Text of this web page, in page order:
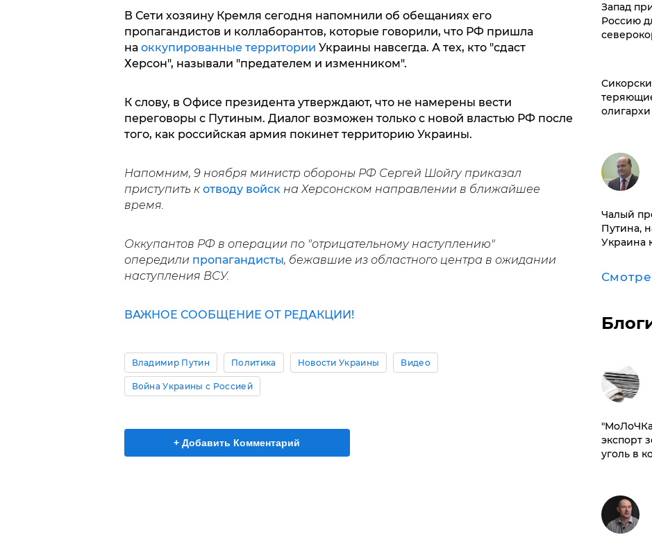
В Сети хозяину Кремля сегодня напомнили об обещаниях его
пропагандистов и коллаборантов, которые говорили, что РФ пришла
на оккупированные территории Украины навсегда. А тех, кто "сдаст
Херсон", называли "предателем и изменником".
К слову, в Офисе президента утверждают, что не намерены вести
переговоры с Путиным. Диалог возможен только с новой властью РФ после
того, как российская армия покинет территорию Украины.
Напомним, 9 ноября министр обороны РФ Сергей Шойгу приказал
приступить котводу войскна Херсонском направлении в ближайшее
время.
Оккупантов РФ в операции по "отрицательному наступлению"
опередили пропагандисты, бежавшие из областного центра в ожидании
наступления ВСУ.
ВАЖНОЕ СООБЩЕНИЕ ОТ РЕДАКЦИИ!
Владимир Путин Политика Новости Украины Видео
Война Украины с Россией
+ Добавить Комментарий
Запад
Россию
Чалый
Путина,
Украина
экспорт
уголь в